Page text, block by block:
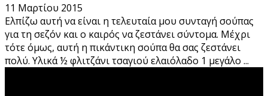
11 Μαρτίου 2015
Ελπίζω αυτή να είναι η τελευταία μου συνταγή σούπας
για τη σεζόν και ο καιρός να ζεστάνει σύντομα. Μέχρι
τότε όμως, αυτή η πικάντικη σούπα θα σας ζεστάνει
πολύ. Υλικά ½ φλιτζάνι τσαγιού ελαιόλαδο 1 μεγάλο ...